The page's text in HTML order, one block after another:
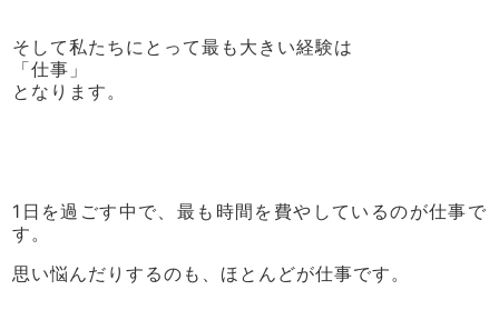
そして私たちにとって最も大きい経験は
「仕事」
となります。
1日を過ごす中で、最も時間を費やしているのが仕事で
す。
思い悩んだりするのも、ほとんどが仕事です。